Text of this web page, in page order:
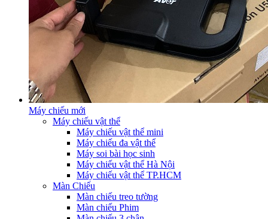
Máy chiếu mới
Máy chiếu vật thể
Máy chiếu vật thể mini
Máy chiếu đa vật thể
Máy soi bài học sinh
Máy chiếu vật thể Hà Nội
Máy chiếu vật thể TP.HCM
Màn Chiếu
Màn chiếu treo tường
Màn chiếu Phim